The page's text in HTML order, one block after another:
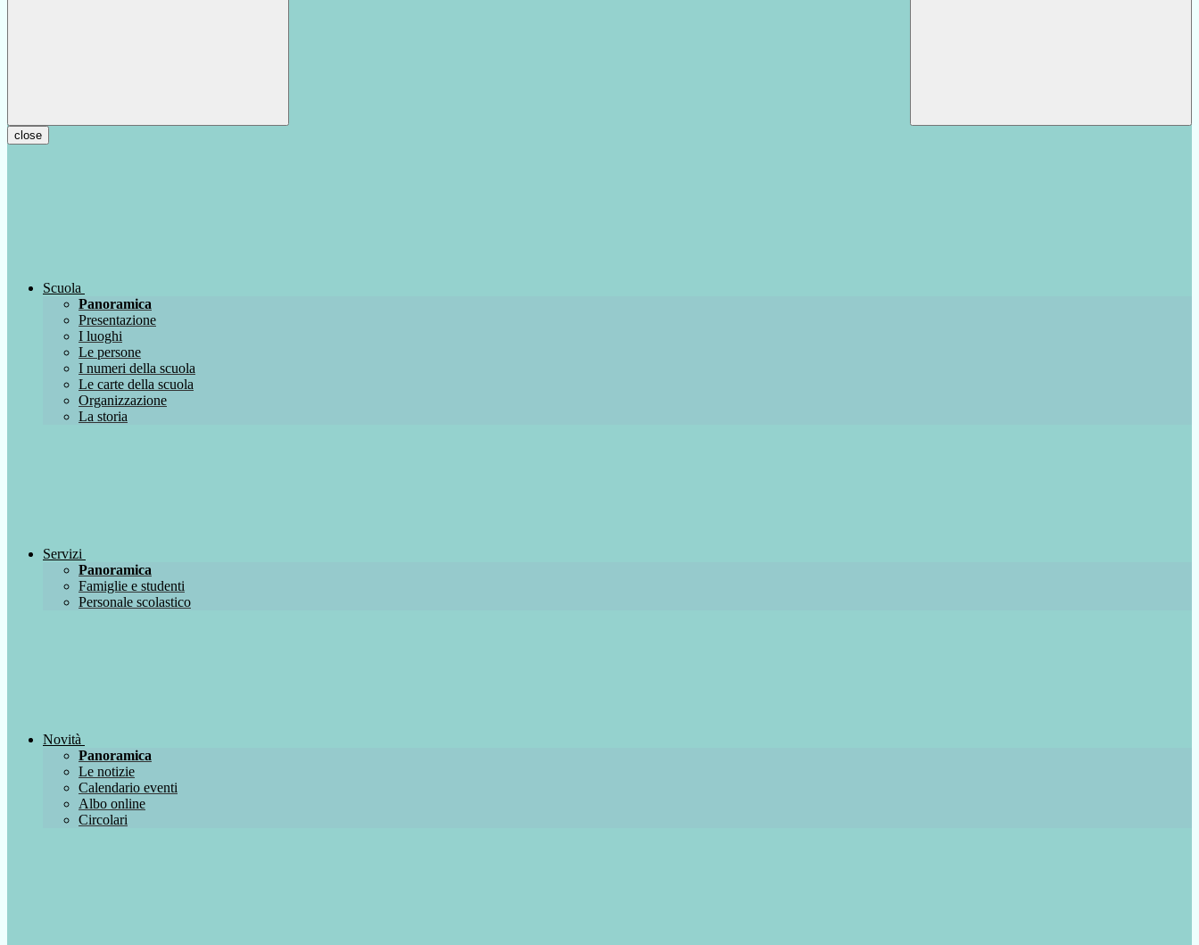
close
Scuola
Panoramica
Presentazione
I luoghi
Le persone
I numeri della scuola
Le carte della scuola
Organizzazione
La storia
Servizi
Panoramica
Famiglie e studenti
Personale scolastico
Novità
Panoramica
Le notizie
Calendario eventi
Albo online
Circolari